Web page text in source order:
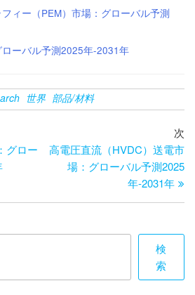
ィー（PEM）市場：グローバル予測
ーバル予測2025年-2031年
世界 部品/材料
グロー
の
投
次
高電圧直流（HVDC）送電市
場：グローバル予測2025
年-2031年
検
索